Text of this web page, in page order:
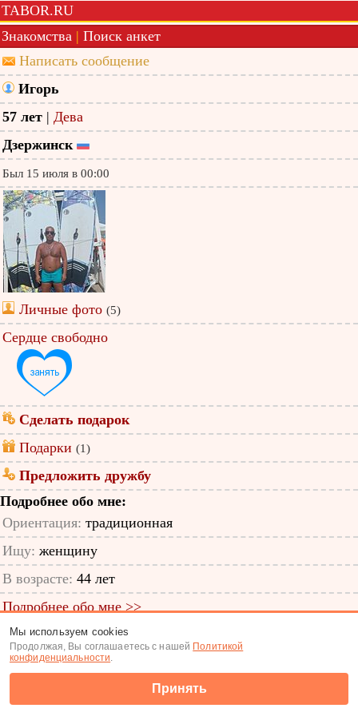
TABOR.RU
Знакомства | Поиск анкет
Написать сообщение
Игорь
57 лет | Дева
Дзержинск
Был 15 июля в 00:00
Личные фото (5)
Сердце свободно
Сделать подарок
Подарки (1)
Предложить дружбу
Подробнее обо мне:
Ориентация: традиционная
Ищу: женщину
В возрасте: 44 лет
Подробнее обо мне >>
ID анкеты: 11693937
Знакомства|Поиск анкет
Мы используем cookies
Продолжая, Вы соглашаетесь с нашей Политикой
конфиденциальности.
Принять